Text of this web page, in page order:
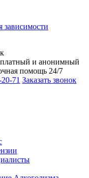
зависимости
и анонимный
помощь 24/7
71 Заказать звонок